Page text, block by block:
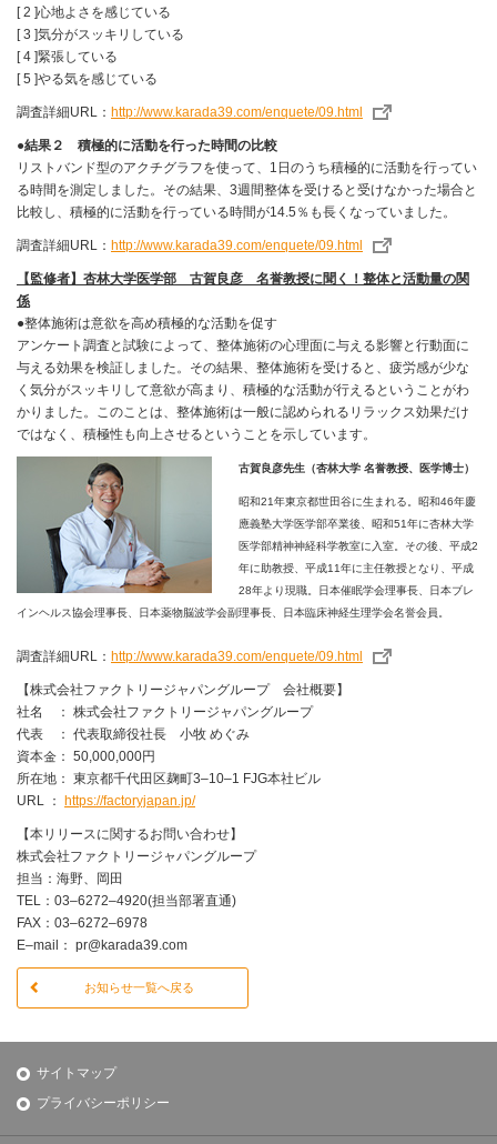
[ 2 ]心地よさを感じている
[ 3 ]気分がスッキリしている
[ 4 ]緊張している
[ 5 ]やる気を感じている
調査詳細URL： http://www.karada39.com/enquete/09.html
●結果２ 積極的に活動を行った時間の比較
リストバンド型のアクチグラフを使って、1日のうち積極的に活動を行ってい
る時間を測定しました。その結果、3週間整体を受けると受けなかった場合と
比較し、積極的に活動を行っている時間が14.5％も長くなっていました。
調査詳細URL： http://www.karada39.com/enquete/09.html
【監修者】杏林大学医学部 古賀良彦 名誉教授に聞く！整体と活動量の関
係
●整体施術は意欲を高め積極的な活動を促す
アンケート調査と試験によって、整体施術の心理面に与える影響と行動面に
与える効果を検証しました。その結果、整体施術を受けると、疲労感が少な
く気分がスッキリして意欲が高まり、積極的な活動が行えるということがわ
かりました。このことは、整体施術は一般に認められるリラックス効果だけ
ではなく、積極性も向上させるということを示しています。
古賀良彦先生（杏林大学 名誉教授、医学博士）
昭和21年東京都世田谷に生まれる。昭和46年慶
應義塾大学医学部卒業後、昭和51年に杏林大学
医学部精神神経科学教室に入室。その後、平成2
年に助教授、平成11年に主任教授となり、平成
28年より現職。日本催眠学会理事長、日本ブレ
インヘルス協会理事長、日本薬物脳波学会副理事長、日本臨床神経生理学会名誉会員。
調査詳細URL： http://www.karada39.com/enquete/09.html
【株式会社ファクトリージャパングループ 会社概要】
社名 ： 株式会社ファクトリージャパングループ
代表 ： 代表取締役社長 小牧 めぐみ
資本金： 50,000,000円
所在地： 東京都千代田区麹町3‒10‒1 FJG本社ビル
URL ： https://factoryjapan.jp/
【本リリースに関するお問い合わせ】
株式会社ファクトリージャパングループ
担当：海野、岡田
TEL：03‒6272‒4920(担当部署直通)
FAX：03‒6272‒6978
E‒mail： pr@karada39.com
お知らせ一覧へ戻る
サイトマップ
プライバシーポリシー